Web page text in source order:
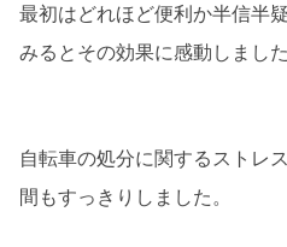
最初はどれほど便利か半信半
みるとその効果に感動しました
自転車の処分に関するストレ
間もすっきりしました。